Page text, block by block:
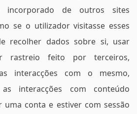
incorporado de outros sites
se o utilizador visitasse esses
recolher dados sobre si, usar
rastreio feito por terceiros,
interacções com o mesmo,
interacções com conteúdo
conta e estiver com sessão